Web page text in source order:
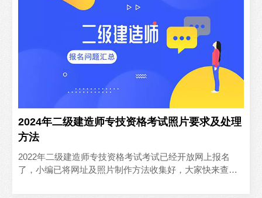
2024年二级建造师专技资格考试照片要求及处理
方法
2022年二级建造师专技资格考试考试已经开放网上报名
了，小编已将网址及照片制作方法收集好，大家快来查阅